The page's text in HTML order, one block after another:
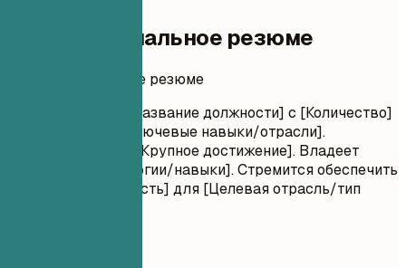
Профессиональное резюме
Профессиональное резюме
Результативный [Название должности] с [Количество]
годами опыта в [Ключевые навыки/отрасли].
Доказанный опыт [Крупное достижение]. Владеет
[Ключевые технологии/навыки]. Стремится обеспечить
[Конкретная ценность] для [Целевая отрасль/тип